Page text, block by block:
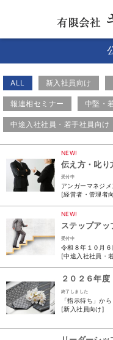
ALL 新入社員向け
報連相セミナー 中堅・
中途入社社員・若手社員向け
NEW!
伝え方・叱り
受付中
[経営者・管理者
NEW!
ステップアッ
受付中
[中途入社社員・
２０２６年
終了しました
[新入社員向け]